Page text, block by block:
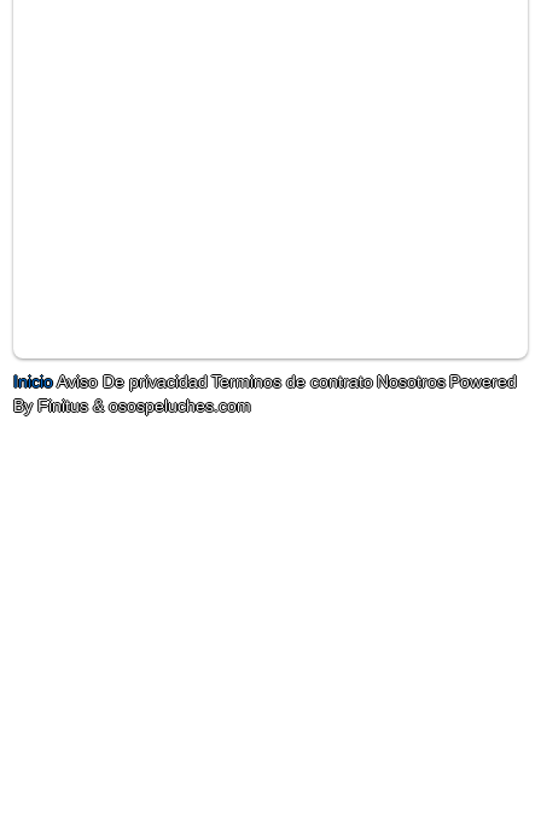
InicioAviso De privacidad Terminos de contratoNosotrosPowered
By Finitus & osospeluches.com